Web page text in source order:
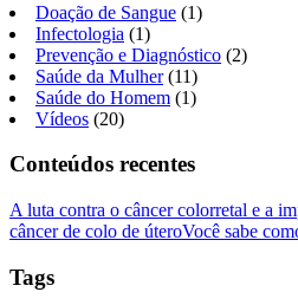
Doação de Sangue (1)
Infectologia (1)
Prevenção e Diagnóstico (2)
Saúde da Mulher(11)
Saúde do Homem (1)
Vídeos (20)
Conteúdos recentes
A luta contra o câncer colorretal e a
câncer de colo de úteroVocê sabe
Tags